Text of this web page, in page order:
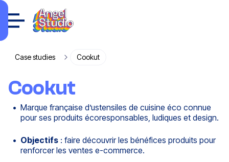
Case studies Cookut
Cookut
Marque française d’ustensiles de cuisine éco connue
pour ses produits écoresponsables, ludiques et design.
Objectifs : faire découvrir les bénéfices produits pour
renforcer les ventes e-commerce.